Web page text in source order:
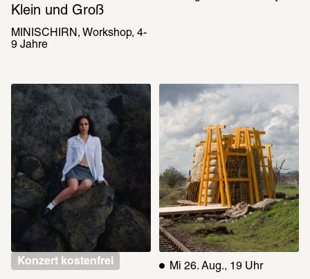
Klein und Groß
MINISCHIRN Workshop 4-
9 Jahre
Konzert kostenfrei Mi 26. Aug., 19 Uhr